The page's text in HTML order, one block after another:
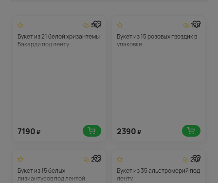
360
Букет из 21 белой хризантемы
Бакарди под ленту
7190 ₽
120
Букет из 15 розовых гвоздик в
упаковке
2390 ₽
270
Букет из 15 белых
лизиантусов под лентой
270
Букет из 35 альстромерий под
ленту